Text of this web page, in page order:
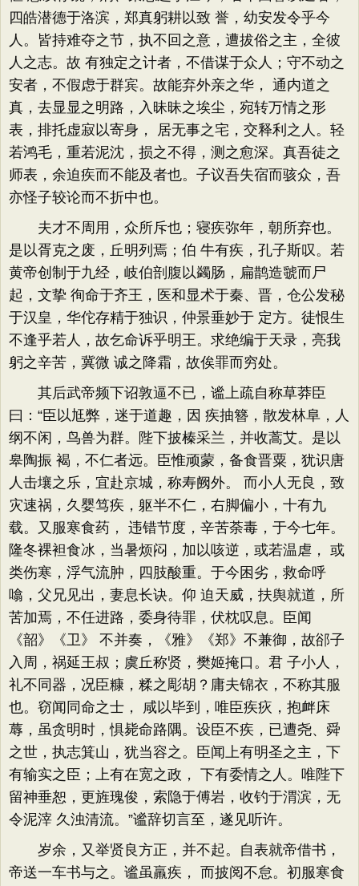
四皓潜德于洛滨，郑真躬耕以致 誉，幼安发令乎今
人。皆持难夺之节，执不回之意，遭拔俗之主，全彼
人之志。故 有独定之计者，不借谋于众人；守不动之
安者，不假虑于群宾。故能弃外亲之华， 通内道之
真，去显显之明路，入昧昧之埃尘，宛转万情之形
表，排托虚寂以寄身， 居无事之宅，交释利之人。轻
若鸿毛，重若泥沈，损之不得，测之愈深。真吾徒之
师表，余迫疾而不能及者也。子议吾失宿而骇众，吾
亦怪子较论而不折中也。
夫才不周用，众所斥也；寝疾弥年，朝所弃也。
是以胥克之废，丘明列焉；伯 牛有疾，孔子斯叹。若
黄帝创制于九经，岐伯剖腹以蠲肠，扁鹊造虢而尸
起，文挚 徇命于齐王，医和显术于秦、晋，仓公发秘
于汉皇，华佗存精于独识，仲景垂妙于 定方。徒恨生
不逢乎若人，故乞命诉乎明王。求绝编于天录，亮我
躬之辛苦，冀微 诚之降霜，故俟罪而穷处。
其后武帝频下诏敦逼不已，谧上疏自称草莽臣
曰：“臣以尪弊，迷于道趣，因 疾抽簪，散发林阜，人
纲不闲，鸟兽为群。陛下披榛采兰，并收蒿艾。是以
皋陶振 褐，不仁者远。臣惟顽蒙，备食晋粟，犹识唐
人击壤之乐，宜赴京城，称寿阙外。 而小人无良，致
灾速祸，久婴笃疾，躯半不仁，右脚偏小，十有九
载。又服寒食药， 违错节度，辛苦荼毒，于今七年。
隆冬裸袒食冰，当暑烦闷，加以咳逆，或若温虐， 或
类伤寒，浮气流肿，四肢酸重。于今困劣，救命呼
噏，父兄见出，妻息长诀。仰 迫天威，扶舆就道，所
苦加焉，不任进路，委身待罪，伏枕叹息。臣闻
《韶》《卫》 不并奏，《雅》《郑》不兼御，故郤子
入周，祸延王叔；虞丘称贤，樊姬掩口。君 子小人，
礼不同器，况臣糠，糅之彫胡？庸夫锦衣，不称其服
也。窃闻同命之士， 咸以毕到，唯臣疾疢，抱衅床
蓐，虽贪明时，惧毙命路隅。设臣不疾，已遭尧、舜
之世，执志箕山，犹当容之。臣闻上有明圣之主，下
有输实之臣；上有在宽之政， 下有委情之人。唯陛下
留神垂恕，更旌瑰俊，索隐于傅岩，收钓于渭滨，无
令泥滓 久浊清流。”谧辞切言至，遂见听许。
岁余，又举贤良方正，并不起。自表就帝借书，
帝送一车书与之。谧虽羸疾， 而披阅不怠。初服寒食